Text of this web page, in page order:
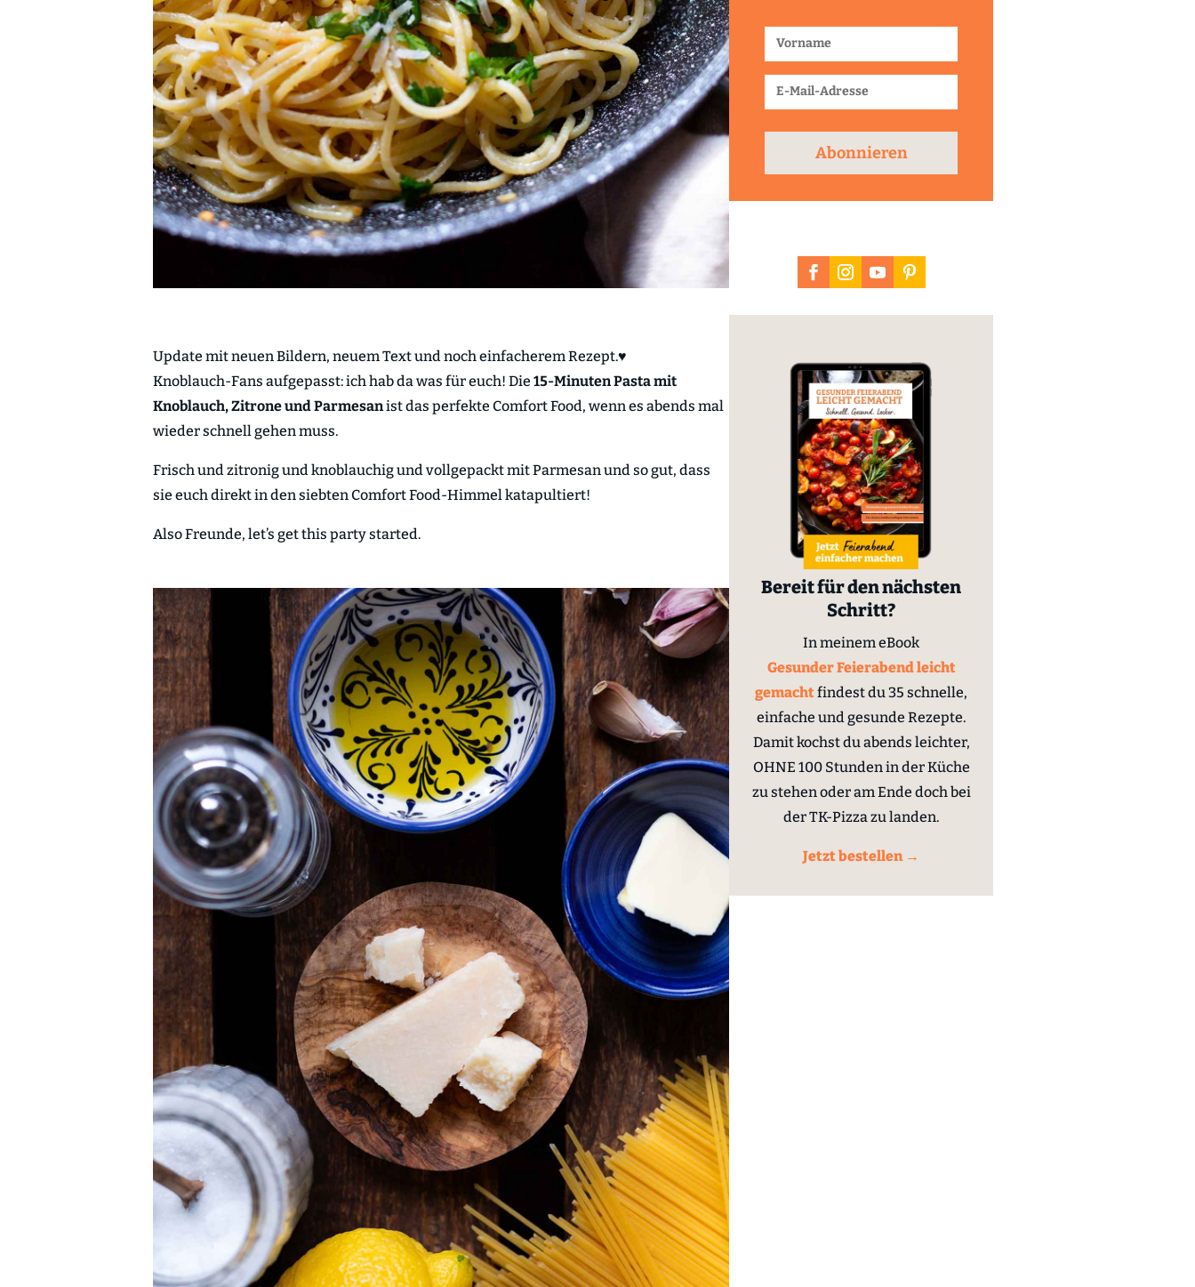
Update mit neuen Bildern, neuem Text und noch einfacherem Rezept.♥
Knoblauch-Fans aufgepasst: ich hab da was für euch! Die 15-Minuten Pasta mit
Knoblauch, Zitrone und Parmesanist das perfekte Comfort Food, wenn es abends mal
wieder schnell gehen muss.
Frisch und zitronig und knoblauchig und vollgepackt mit Parmesan und so gut, dass
sie euch direkt in den siebten Comfort Food-Himmel katapultiert!
Also Freunde, let’s get this party started.
Abonnieren
Bereit für den nächsten
Schritt?
In meinem eBook
Gesunder Feierabend leicht
gemachtfindest du 35 schnelle,
einfache und gesunde Rezepte.
Damit kochst du abends leichter,
OHNE 100 Stunden in der Küche
zu stehen oder am Ende doch bei
der TK-Pizza zu landen.
Jetzt bestellen →